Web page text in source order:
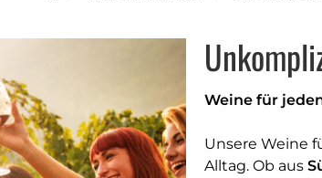
Weine für
Unsere Weine
Alltag. Ob aus